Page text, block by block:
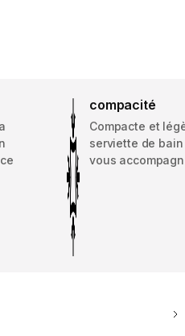
compacité
Compacte et
serviette de
vous